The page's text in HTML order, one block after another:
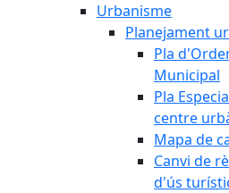
Urbanisme
Planejament
Pla
Municipal
Pla
centre
Mapa de
Canvi de
d'ús